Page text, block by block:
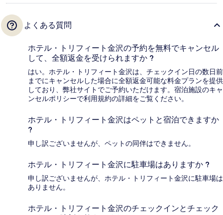
よくある質問
ホテル・トリフィート金沢の予約を無料でキャンセル
して、全額返金を受けられますか ?
はい。ホテル・トリフィート金沢は、チェックイン日の数日前
までにキャンセルした場合に全額返金可能な料金プランを提供
しており、弊社サイトでご予約いただけます。宿泊施設のキャ
ンセルポリシーで利用規約の詳細をご覧ください。
ホテル・トリフィート金沢はペットと宿泊できますか
?
申し訳ございませんが、ペットの同伴はできません。
ホテル・トリフィート金沢に駐車場はありますか ?
申し訳ございませんが、ホテル・トリフィート金沢に駐車場は
ありません。
ホテル・トリフィート金沢のチェックインとチェック